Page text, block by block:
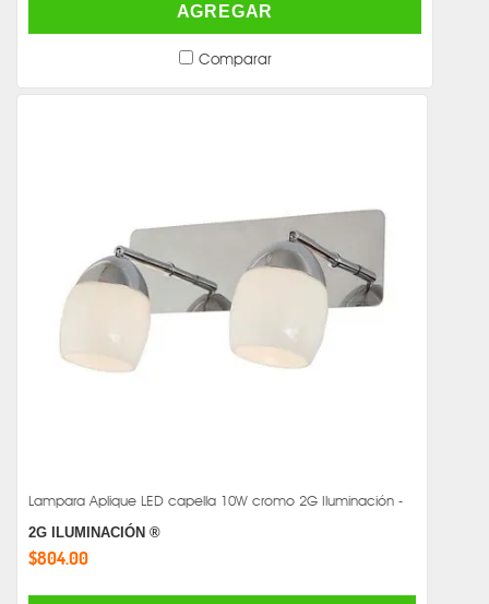
AGREGAR
Comparar
Lampara Aplique LED capella 10W cromo 2G Iluminación -
2G ILUMINACIÓN ®
$804.00